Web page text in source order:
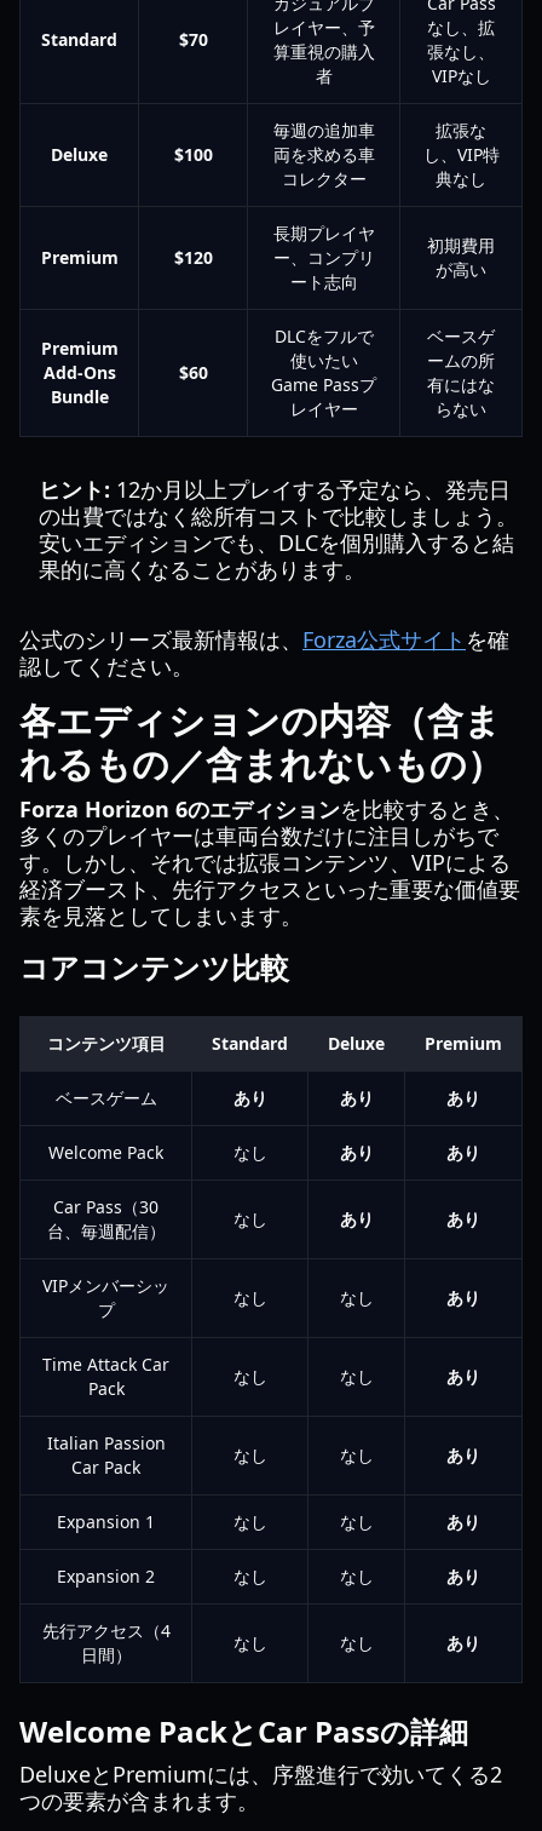
Standard $70
レイヤー、予
算重視の購入
者
なし、拡
張なし、
VIPなし
Deluxe $100
毎週の追加車
両を求める車
コレクター
拡張な
し、VIP特
典なし
Premium $120
長期プレイヤ
ー、コンプリ
ート志向
初期費用
が高い
Premium
Add-Ons
Bundle
$60
DLCをフルで
使いたい
Game Passプ
レイヤー
ベースゲ
ームの所
有にはな
らない
ヒント: 12か月以上プレイする予定なら、発売日
の出費ではなく総所有コストで比較しましょう。
安いエディションでも、DLCを個別購入すると結
果的に高くなることがあります。
公式のシリーズ最新情報は、 Forza公式サイト を確
認してください。
各エディションの内容（含ま
れるもの／含まれないもの）
Forza Horizon 6のエディションを比較するとき、
多くのプレイヤーは車両台数だけに注目しがちで
す。しかし、それでは拡張コンテンツ、VIPによる
経済ブースト、先行アクセスといった重要な価値要
素を見落としてしまいます。
コアコンテンツ比較
コンテンツ項目 Standard Deluxe Premium
ベースゲーム あり あり あり
Welcome Pack なし あり あり
Car Pass（30
台、毎週配信）
なし あり あり
VIPメンバーシッ
プ
なし なし あり
Time Attack Car
Pack
なし なし あり
Italian Passion
Car Pack
なし なし あり
Expansion 1 なし なし あり
Expansion 2 なし なし あり
先行アクセス（4
日間）
なし なし あり
Welcome PackとCar Passの詳細
DeluxeとPremiumには、序盤進行で効いてくる2
つの要素が含まれます。